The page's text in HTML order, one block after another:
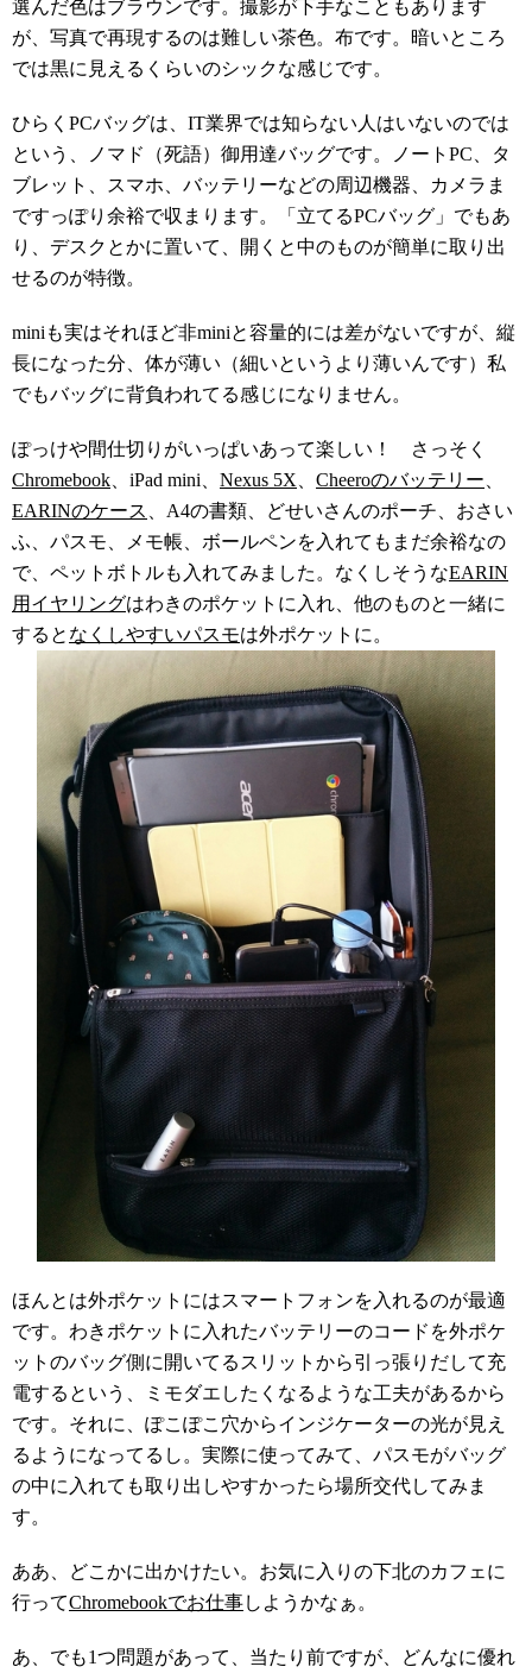
選んだ色はブラウンです。撮影が下手なこともあります
が、写真で再現するのは難しい茶色。布です。暗いところ
では黒に見えるくらいのシックな感じです。
ひらくPCバッグは、IT業界では知らない人はいないのでは
という、ノマド（死語）御用達バッグです。ノートPC、タ
ブレット、スマホ、バッテリーなどの周辺機器、カメラま
ですっぽり余裕で収まります。「立てるPCバッグ」でもあ
り、デスクとかに置いて、開くと中のものが簡単に取り出
せるのが特徴。
miniも実はそれほど非miniと容量的には差がないですが、縦
長になった分、体が薄い（細いというより薄いんです）私
でもバッグに背負われてる感じになりません。
ぽっけや間仕切りがいっぱいあって楽しい！ さっそく
Chromebook 、iPad mini、 Nexus 5X Cheeroのバッテリー
EARINのケース
、A4の書類、どせいさんのポーチ、おさい
ふ、パスモ、メモ帳、ボールペンを入れてもまだ余裕なの
で、ペットボトルも入れてみました。なくしそうなEARIN
用イヤリングはわきのポケットに入れ、他のものと一緒に
すると なくしやすいパスモは外ポケットに。
ほんとは外ポケットにはスマートフォンを入れるのが最適
です。わきポケットに入れたバッテリーのコードを外ポケ
ットのバッグ側に開いてるスリットから引っ張りだして充
電するという、ミモダエしたくなるような工夫があるから
です。それに、ぽこぽこ穴からインジケーターの光が見え
るようになってるし。実際に使ってみて、 パスモがバッグ
の中に入れても取り出しやすかったら場所交代してみま
す。
ああ、どこかに出かけたい。お気に入りの下北のカフェに
行ってChromebookでお仕事しようかなぁ。
あ、でも1つ問題があって、当たり前ですが、どんなに優れ